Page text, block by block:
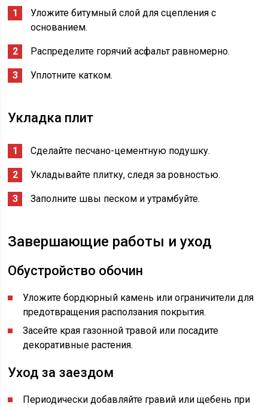
Уложите битумный слой для сцепления с
основанием.
Распределите горячий асфальт равномерно.
Уплотните катком.
Укладка плит
Сделайте песчано-цементную подушку.
Укладывайте плитку, следя за ровностью.
Заполните швы песком и утрамбуйте.
Завершающие работы и уход
Обустройство обочин
Уложите бордюрный камень или ограничители для
предотвращения расползания покрытия.
Засейте края газонной травой или посадите
декоративные растения.
Уход за заездом
Периодически добавляйте гравий или щебень при